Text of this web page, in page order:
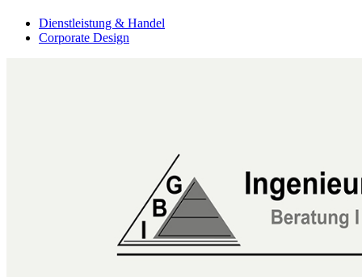
Dienstleistung & Handel
Corporate Design